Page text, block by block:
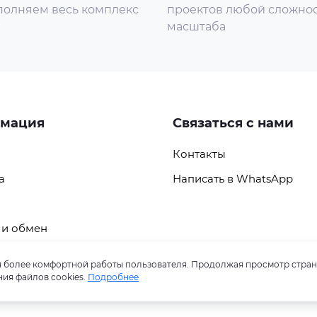
скорости порта. 2. Отображение коэффициента
3. Отображение информации о топологии. 4.
Reach (Регламент (ЕС) № 1907/2006)
весь комплекс
проектов любой
масштаба
и обмен
Связаться с нами
Контакты
Написать в WhatsApp
более комфортной работы пользователя. Продолжая просмотр
файлов cookies. Подробнее